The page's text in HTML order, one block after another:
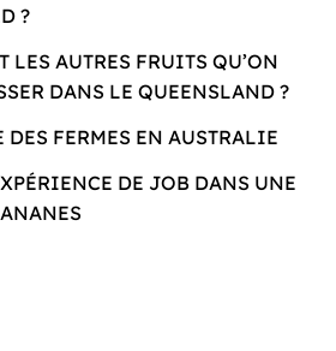
?
LES AUTRES FRUITS QU’ON
DANS LE QUEENSLAND ?
DES FERMES EN AUSTRALIE
DE JOB DANS UNE